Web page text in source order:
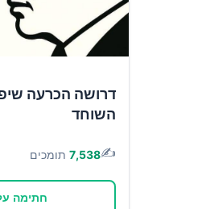
דרושה הכרעה
השוחד
✍️
7,538 תומכים
חתימה